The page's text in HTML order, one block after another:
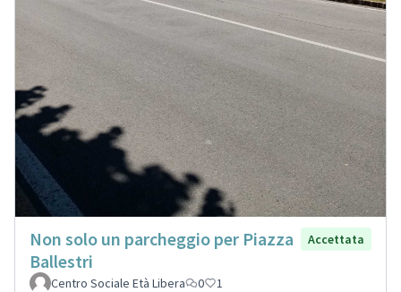
Non solo un parcheggio per Piazza
Ballestri
Accettata
Centro Sociale Età Libera 0 1